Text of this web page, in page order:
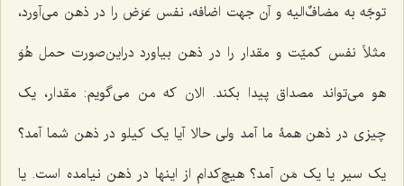
توجّه به مضافٌ‌الیه و آن جهت اضافه، نفس عَرَض را در ذهن می‌آورد،
مثلاً نفس کمیّت و مقدار را در ذهن بیاورد دراین‌صورت حمل هُوَ
هو مى‌تواند مصداق پیدا بکند. الان که من مى‌گویم: مقدار، یک
چیزى در ذهن همۀ ما آمد ولی حالا آیا یک کیلو در ذهن شما آمد؟
یک سیر یا یک مَن آمد؟ هیچ‌کدام از اینها در ذهن نیامده است. یا